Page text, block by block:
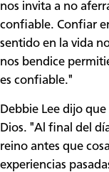
nos invita a no
confiable. Confiar
sentido en la vida
nos bendice
es confiable."
Debbie Lee dijo
Dios. "Al final del
reino antes que
experiencias